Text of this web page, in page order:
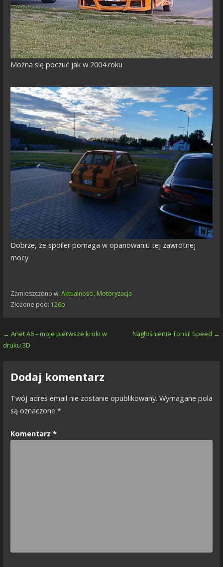
Można się poczuć jak w 2004 roku
Dobrze, że spoiler pomaga w opanowaniu tej zawrotnej
mocy
Zamieszczono w: Aktualności, Motoryzacja
Złożone pod: 126p
Nawigacja
← Anet A6 – moje pierwsze kroki w
druku 3D
Nagłośnienie Tonsil Speed →
Dodaj komentarz
Twój adres email nie zostanie opublikowany. Wymagane pola
są oznaczone *
Komentarz *